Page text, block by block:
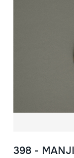
398 -